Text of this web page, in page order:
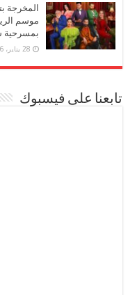
المخرجة
موسم
28 يناير، 2026
تابعنا على فيسبوك